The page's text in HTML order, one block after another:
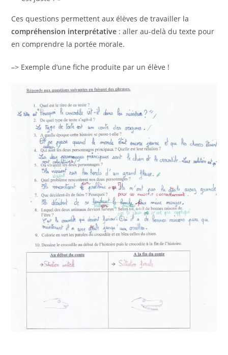
Ces questions permettent aux élèves de travailler la
compréhension interprétative : aller au-delà du texte pour
en comprendre la portée morale.
–> Exemple d’une fiche produite par un élève !